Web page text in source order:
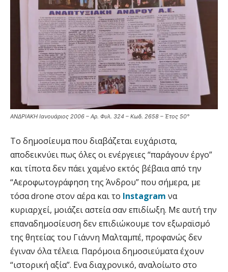
ΑΝΔΡΙΑΚΗ Ιανουάριος 2006 – Αρ. Φυλ. 324 – Κωδ. 2658 – Έτος 50°
Το δημοσίευμα που διαβάζεται ευχάριστα,
αποδεικνύει πως όλες οι ενέργειες “παράγουν έργο”
και τίποτα δεν πάει χαμένο εκτός βέβαια από την
“Αεροφωτογράφηση της Άνδρου” που σήμερα, με
τόσα drone στον αέρα και το Instagram να
κυριαρχεί, μοιάζει αστεία σαν επιδίωξη. Με αυτή την
επαναδημοσίευση δεν επιδιώκουμε τον εξωραϊσμό
της θητείας του Γιάννη Μαλταμπέ, προφανώς δεν
έγιναν όλα τέλεια. Παρόμοια δημοσιεύματα έχουν
“ιστορική αξία”. Ενα διαχρονικό, αναλοίωτο στο